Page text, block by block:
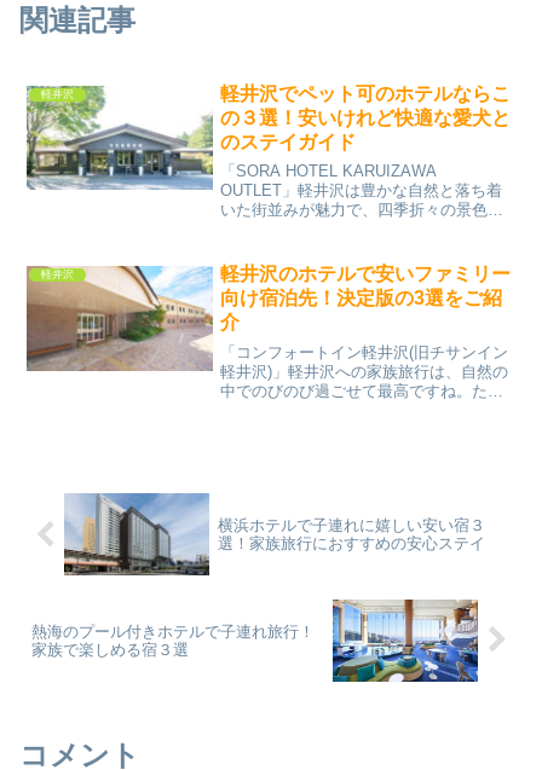
関連記事
軽井沢
軽井沢でペット可のホテルならこ
の３選！安いけれど快適な愛犬と
のステイガイド
「SORA HOTEL KARUIZAWA
OUTLET」軽井沢は豊かな自然と落ち着
いた街並みが魅力で、四季折々の景色を
の良さもあり、休日を愛犬と過ごす場所
として人気...
軽井沢
軽井沢のホテルで安いファミリー
向け宿泊先！決定版の3選をご紹
介
「コンフォートイン軽井沢(旧チサンイン
軽井沢)」軽井沢への家族旅行は、自然の
中でのびのび過ごせて最高ですね。ただ
横浜ホテルで子連れに嬉しい安い宿３
選！家族旅行におすすめの安心ステイ
熱海のプール付きホテルで子連れ旅行！
家族で楽しめる宿３選
コメント